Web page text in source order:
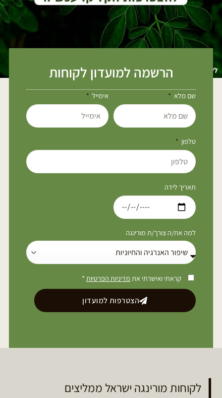
הרשמה למועדון לקוחות
שם מלא אימייל
טלפון
תאריך לידה
למה את/ה צורך/ת מורינגה
קראתי ואישרתי את מדיניות הפרטיות*
הצטרפות למועדון
לקוחות מורינגה ישראל ממליצים